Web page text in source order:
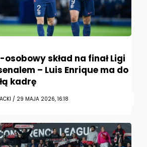
osobowy skład na finał Ligi
– Luis Enrique ma do
kadrę
/ 29 MAJA 2026, 16:18